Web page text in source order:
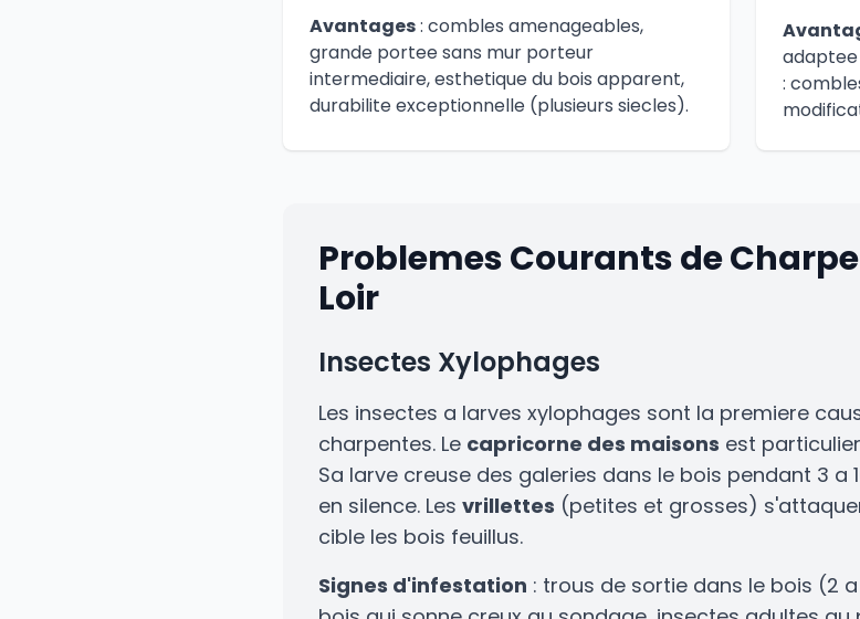
Avantages: combles amenageables,
grande portee sans mur porteur
intermediaire, esthetique du bois apparent,
durabilite exceptionnelle (plusieurs siecles).
adaptee
:
Problemes Courants de
Loir
Insectes Xylophages
Les insectes a larves xylophages sont la premiere
charpentes. Le capricorne des maisons est
Sa larve creuse des galeries dans le bois pendant 3 a
en silence. Les vrillettes (petites et grosses)
cible les bois feuillus.
Signes d'infestation : trous de sortie dans le bois (2